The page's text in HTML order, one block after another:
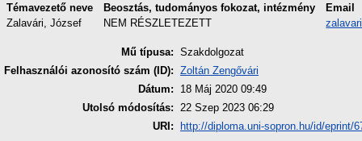
Témavezető neve Beosztás, tudományos fokozat, intézmény
Email
Zalavári, József
NEM RÉSZLETEZETT
Mű típusa: Szakdolgozat
Felhasználói azonosító szám (ID): Zoltán Zengővári
Dátum:
18 Máj 2020 09:49
Utolsó módosítás: 22 Szep 2023 06:29
URI:
http://diploma.uni-sopron.hu/id/eprint/